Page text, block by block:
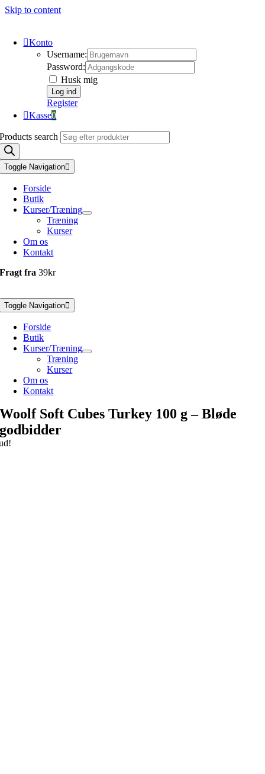
Skip to content
Konto
Username:
Password:
Husk mig
Register
Kasse0
Products search
Toggle Navigation
Forside
Butik
Kurser/Træning
Træning
Kurser
Om os
Kontakt
Fragt fra39kr
Toggle Navigation
Forside
Butik
Kurser/Træning
Træning
Kurser
Om os
Kontakt
Woolf Soft Cubes Turkey 100 g – Bløde
godbidder